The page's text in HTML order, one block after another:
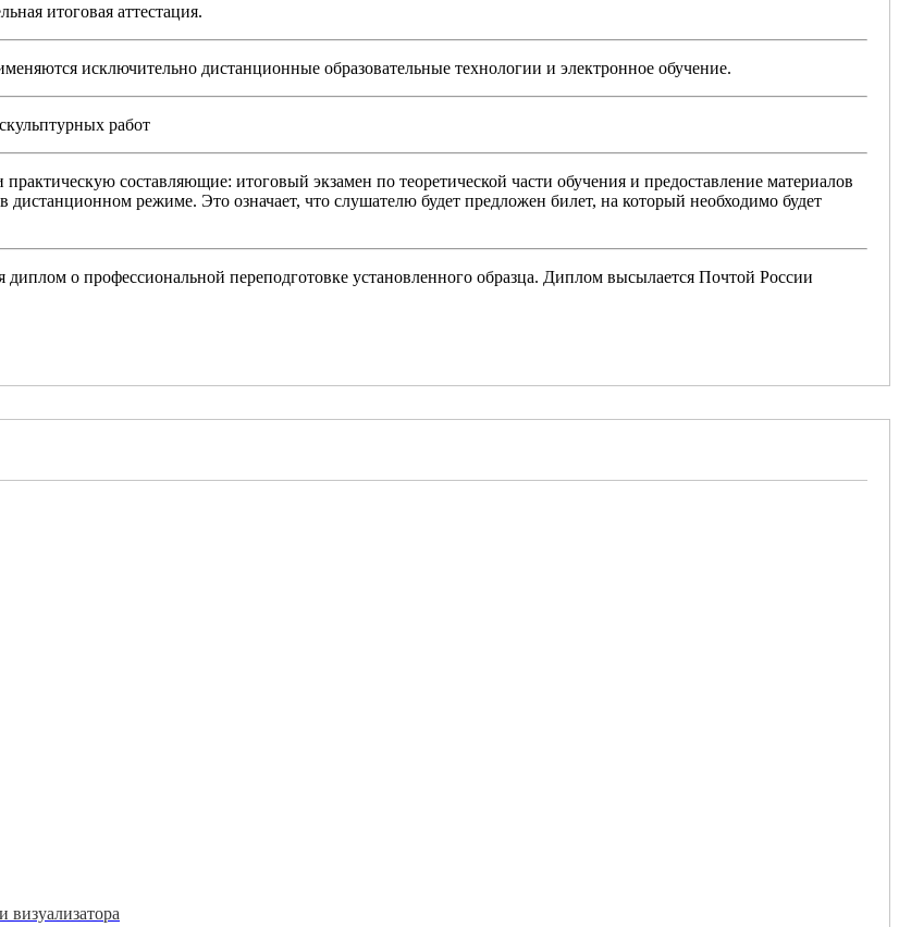
итоговая аттестация.
исключительно дистанционные образовательные технологии и электронное обучение.
работ
составляющие: итоговый экзамен по теоретической части обучения и предоставление материалов
дистанционном режиме. Это означает, что слушателю будет предложен билет, на который необходимо будет
о профессиональной переподготовке установленного образца. Диплом высылается Почтой России
визуализатора